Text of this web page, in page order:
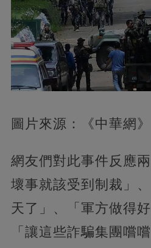
圖片來源：《中華網》
網友們對此事件反應
壞事就該受到制裁」
天了」、「軍方做得
「讓這些詐騙集團嚐